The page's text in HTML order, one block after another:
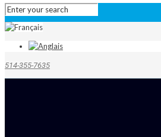
514-355-7635